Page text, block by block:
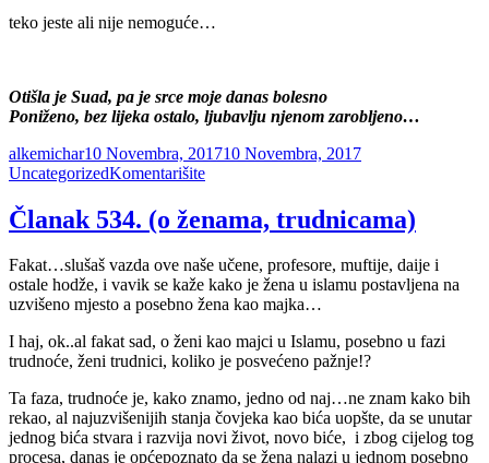
teko jeste ali nije nemoguće…
Otišla je Suad, pa je srce moje danas bolesno
Poniženo, bez lijeka ostalo, ljubavlju njenom zarobljeno…
Autor
alkemicharObjavljeno
10 Novembra, 201710 Novembra, 2017Kategorije
UncategorizedKomentarišiteČlanak
–
je…)
Članak 534. (o ženama, trudnicama)
Fakat…slušaš vazda ove naše učene, profesore, muftije, daije i
ostale hodže, i vavik se kaže kako je žena u islamu postavljena na
uzvišeno mjesto a posebno žena kao majka…
I haj, ok..al fakat sad, o ženi kao majci u Islamu, posebno u fazi
trudnoće, ženi trudnici, koliko je posvećeno pažnje!?
Ta faza, trudnoće je, kako znamo, jedno od naj…ne znam kako bih
rekao, al najuzvišenijih stanja čovjeka kao bića uopšte, da se unutar
jednog bića stvara i razvija novi život, novo biće, i zbog cijelog tog
procesa, danas je općepoznato da se žena nalazi u jednom posebno